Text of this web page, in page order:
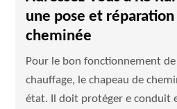
une pose et
cheminée
Pour le bon fonctionnement
chauffage, le chapeau de
état. Il doit protéger e conduit